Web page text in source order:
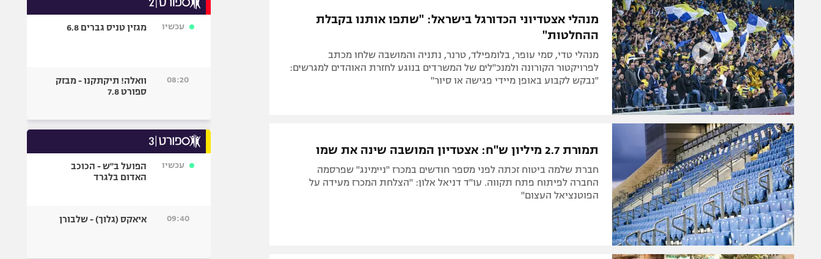
תקנון משתתפים וזוכים בפרסים
תקנון עבור פעילות אלקטרה
תקנון עבור פעילות ספורט 1 – "מרלן"
טניס
גיימינג E-Sports
תנאי שימוש
מדיניות פרטיות
תקנון פעילות ספורט 1
רשיון להקרנה פומבית לבית עסק
הצטרפות לחבילת הערוצים
לוח דרושים – ג'ובנט
תגיות
הפועל חיפה
מכבי נתניה
בני יהודה
ספורט מוטורי
בייסבול MLB
גיימינג E-Sports
מנהלי אצטדיוני הכדורגל בישראל: "שתפו אותנו בקבלת
ההחלטות"
מנהלי טדי, סמי עופר, בלומפילד, טרנר, נתניה והמושבה שלחו מכתב
לפרויקטור הקורונה ולמנכ"לים של המשרדים בנוגע לחזרת האוהדים למגרשים:
"נבקש לקבוע באופן מיידי פגישה או סיור"
תמורת 2.7 מיליון ש"ח: אצטדיון המושבה שינה את שמו
חברת שלמה ביטוח זכתה לפני מספר חודשים במכרז "ניימינג" שפרסמה
החברה לפיתוח פתח תקווה. עו"ד דניאל אלון: "הצלחת המכרז מעידה על
הפוטנציאל העצום"
עכשיו מגזין טניס גברים 6.8
08:20
וואלה! תיקתקנו - מבזק
ספורט 7.8
עכשיו
הפועל ב"ש - הכוכב
האדום בלגרד
09:40 איאקס (גלוך) - שלבורן